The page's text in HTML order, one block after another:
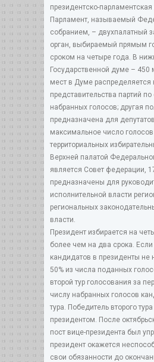
президентско-
Парламент, называемый
собранием, – двухпалатный
орган, выбираемый прямым
сроком на четыре года. В
Государственной думе – 450
мест в Думе распределяется
представительства партий
набранных голосов; другая
предназначена для
максимальное число голосов
территориальных
Верхней палатой
является Совет федерации,
предназначены для
исполнительной власти
региональных
власти.
Президент избирается на
более чем на два срока.
кандидатов в президенты не
50% из числа поданных
второй тур голосования за
числу набранных голосов
тура. Победитель второго
президентом. После
пост вице-президента был
президент окажется
свои обязанности до